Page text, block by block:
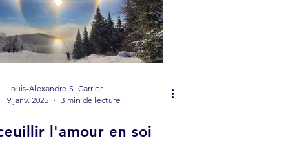
Louis-Alexandre S. Carrier
9 janv. 2025
3 min de lecture
l'amour en soi